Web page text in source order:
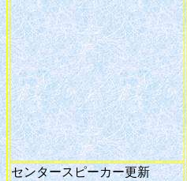
センタースピーカー更新